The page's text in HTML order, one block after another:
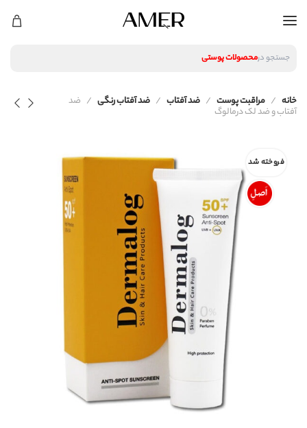
جستجو درمحصولات مراقبت مو
لوازم آرایشی
محصولات پوستی
خانه مراقبت پوست ضد آفتاب ضد آفتاب رنگی ضد
آفتاب و ضد لک درمالوگ
فروخته شد